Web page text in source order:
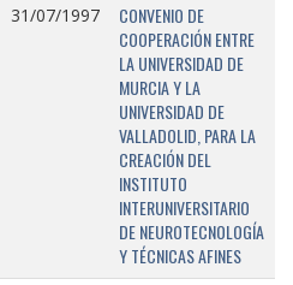
31/07/1997
CONVENIO DE
COOPERACIÓN ENTRE
LA UNIVERSIDAD DE
MURCIA Y LA
UNIVERSIDAD DE
VALLADOLID, PARA LA
CREACIÓN DEL
INSTITUTO
INTERUNIVERSITARIO
DE NEUROTECNOLOGÍA
Y TÉCNICAS AFINES